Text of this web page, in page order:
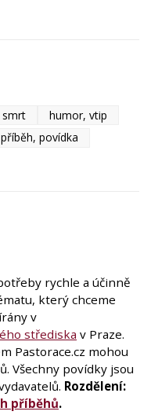
smrt
humor, vtip
příběh, povídka
rychle a účinně
který chceme
v
střediska v Praze.
Pastorace.cz mohou
Všechny povídky jsou
Rozdělení:
příběhů.